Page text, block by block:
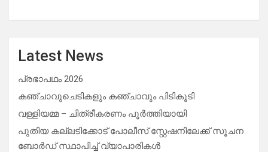
Latest News
പ്രഭാപഥം 2026
കഞ്ചാവുചെടികളും കഞ്ചാവും പിടികൂടി
വള്ളിയമ്മ – ചിത്രീകരണം പൂർത്തിയായി
പുതിയ കല്ലടിക്കോട് പോലീസ് സ്റ്റേഷനിലേക്ക് സൂചന
ബോർഡ് സ്ഥാപിച്ച് വ്യാപാരികൾ